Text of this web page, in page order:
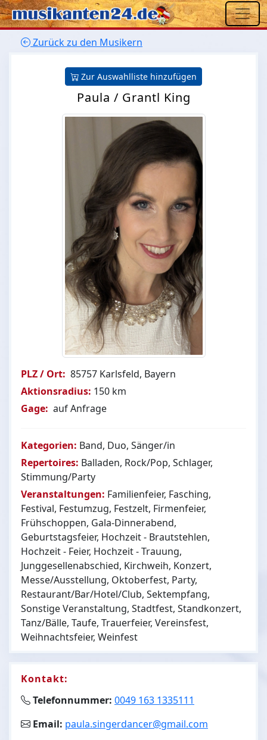
Zurück zu den Musikern
Zur Auswahlliste hinzufügen
Paula / Grantl King
PLZ / Ort: 85757 Karlsfeld, Bayern
Aktionsradius: 150 km
Gage: auf Anfrage
Kategorien: Band, Duo, Sänger/in
Repertoires: Balladen, Rock/Pop, Schlager,
Stimmung/Party
Veranstaltungen: Familienfeier, Fasching,
Festival, Festumzug, Festzelt, Firmenfeier,
Frühschoppen, Gala-Dinnerabend,
Geburtstagsfeier, Hochzeit - Brautstehlen,
Hochzeit - Feier, Hochzeit - Trauung,
Junggesellenabschied, Kirchweih, Konzert,
Messe/Ausstellung, Oktoberfest, Party,
Restaurant/Bar/Hotel/Club, Sektempfang,
Sonstige Veranstaltung, Stadtfest, Standkonzert,
Tanz/Bälle, Taufe, Trauerfeier, Vereinsfest,
Weihnachtsfeier, Weinfest
Kontakt:
Telefonnummer: 0049 163 1335111
Email: paula.singerdancer@gmail.com